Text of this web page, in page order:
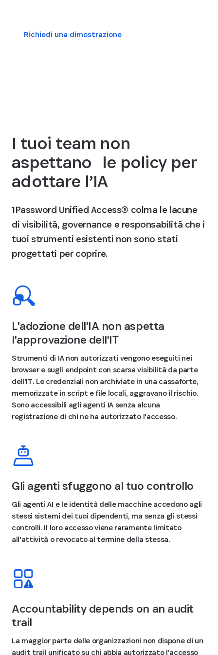
Richiedi una dimostrazione
I tuoi team non
aspettano le policy per
adottare l’IA
1Password Unified Access® colma le lacune
di visibilità, governance e responsabilità che i
tuoi strumenti esistenti non sono stati
progettati per coprire.
L'adozione dell'IA non aspetta
l'approvazione dell'IT
Strumenti di IA non autorizzati vengono eseguiti nei
browser e sugli endpoint con scarsa visibilità da parte
dell'IT. Le credenziali non archiviate in una cassaforte,
memorizzate in script e file locali, aggravano il rischio.
Sono accessibili agli agenti IA senza alcuna
registrazione di chi ne ha autorizzato l'accesso.
Gli agenti sfuggono al tuo controllo
Gli agenti AI e le identità delle macchine accedono agli
stessi sistemi dei tuoi dipendenti, ma senza gli stessi
controlli. Il loro accesso viene raramente limitato
all'attività o revocato al termine della stessa.
Accountability depends on an audit
trail
La maggior parte delle organizzazioni non dispone di un
audit trail unificato su chi abbia autorizzato l'accesso